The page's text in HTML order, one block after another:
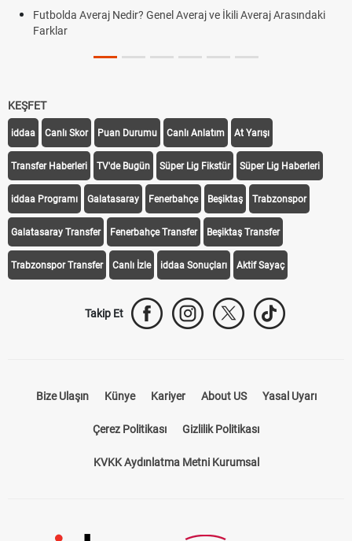
Futbolda Averaj Nedir? Genel Averaj ve İkili Averaj Arasındaki
Farklar
KEŞFET
iddaa Canlı Skor Puan Durumu Canlı Anlatım At Yarışı
Transfer Haberleri TV'de Bugün Süper Lig Fikstür Süper Lig Haberleri
iddaa Programı Galatasaray Fenerbahçe Beşiktaş Trabzonspor
Galatasaray Transfer Fenerbahçe Transfer Beşiktaş Transfer
Trabzonspor Transfer Canlı İzle iddaa Sonuçları Aktif Sayaç
Takip Et
Bize Ulaşın Künye Kariyer About US Yasal Uyarı
Çerez Politikası Gizlilik Politikası
KVKK Aydınlatma Metni Kurumsal